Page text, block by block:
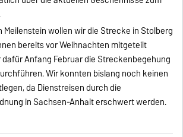
wollen wir die Strecke in Stolberg
bereits vor Weihnachten mitgeteilt
Anfang Februar die Streckenbegehung
Wir konnten bislang noch keinen
da Dienstreisen durch die
in Sachsen-Anhalt erschwert werden.